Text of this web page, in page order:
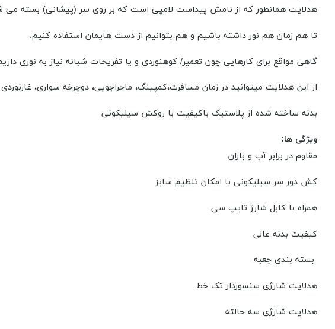
هدلایت همانطور که از نامش پیداست لامپی است که بر روی سر (پیشانی) بسته می
تا هم زمان هم نور داشته باشیم و هم بتوانیم از دست هایمان استفاده کنیم.
گاهی مواقع برای کارهایی چون تعمیر/ کوهنوردی و یا تفریحات شبانه نیاز به نوری
از این هدلایت میتوانید در زمان مسافرت،کمپینگ، ماجراجویی، دوچرخه سواری،
بدنه ساخته شده از پلاستیک باکیفیت با روکش سیلیکونی
ویژگی ها:
مقاوم در برابر آب و باران
کش دور سر سیلیکونی با امکان تنظیم سایز
همراه با کابل شارژ تایپ سی
کیفیت بدنه عالی
بسته بندی جعبه
هدلایت شارژی سنسوردار تک خط
هدلایت شارژی سه حالته